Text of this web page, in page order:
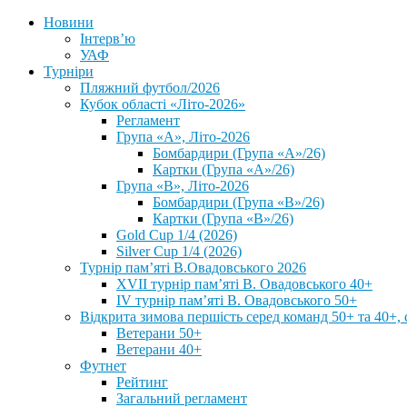
Новини
Інтерв’ю
УАФ
Турніри
Пляжний футбол/2026
Кубок області «Літо-2026»
Регламент
Група «А», Літо-2026
Бомбардири (Група «А»/26)
Картки (Група «А»/26)
Група «В», Літо-2026
Бомбардири (Група «В»/26)
Картки (Група «В»/26)
Gold Cup 1/4 (2026)
Silver Cup 1/4 (2026)
Турнір пам’яті В.Овадовського 2026
XVII турнір пам’яті В. Овадовського 40+
IV турнір пам’яті В. Овадовського 50+
Відкрита зимова першість серед команд 50+ та 40+,
Ветерани 50+
Ветерани 40+
Футнет
Рейтинг
Загальний регламент